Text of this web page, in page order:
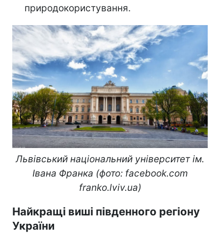
природокористування.
Львівський національний університет ім.
Івана Франка (фото: facebook.com
franko.lviv.ua)
Найкращі виші південного регіону
України